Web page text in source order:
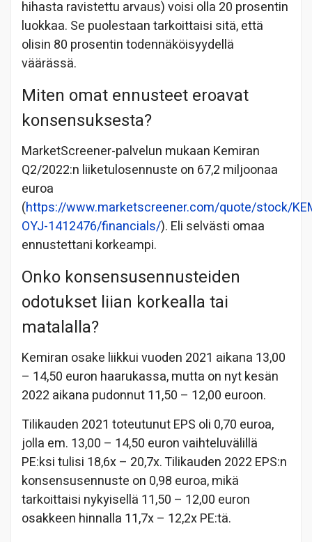
hihasta ravistettu arvaus) voisi olla 20 prosentin
luokkaa. Se puolestaan tarkoittaisi sitä, että
olisin 80 prosentin todennäköisyydellä
väärässä.
Miten omat ennusteet eroavat
konsensuksesta?
MarketScreener-palvelun mukaan Kemiran
Q2/2022:n liiketulosennuste on 67,2 miljoonaa
euroa
(https://www.marketscreener.com/quote/stock/
OYJ-1412476/financials/). Eli selvästi omaa
ennustettani korkeampi.
Onko konsensusennusteiden
odotukset liian korkealla tai
matalalla?
Kemiran osake liikkui vuoden 2021 aikana 13,00
– 14,50 euron haarukassa, mutta on nyt kesän
2022 aikana pudonnut 11,50 – 12,00 euroon.
Tilikauden 2021 toteutunut EPS oli 0,70 euroa,
jolla em. 13,00 – 14,50 euron vaihteluvälillä
PE:ksi tulisi 18,6x – 20,7x. Tilikauden 2022 EPS:n
konsensusennuste on 0,98 euroa, mikä
tarkoittaisi nykyisellä 11,50 – 12,00 euron
osakkeen hinnalla 11,7x – 12,2x PE:tä.